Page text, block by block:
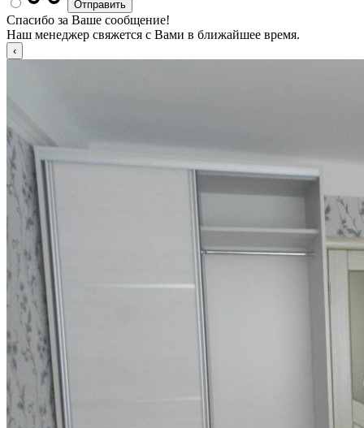
Спасибо за Ваше сообщение!
Наш менеджер свяжется с Вами в ближайшее время.